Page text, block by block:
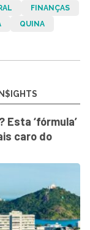
FINANÇAS
QUINA
IN$IGHTS
‘fórmula’
caro do